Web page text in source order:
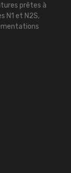
prêtes à
N1 et N2S,